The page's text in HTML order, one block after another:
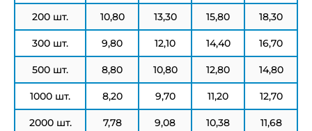
200 шт. 10,80 13,30 15,80 18,30
300 шт. 9,80 12,10 14,40 16,70
500 шт. 8,80 10,80 12,80 14,80
1000 шт. 8,20 9,70 11,20 12,70
2000 шт. 7,78 9,08 10,38 11,68